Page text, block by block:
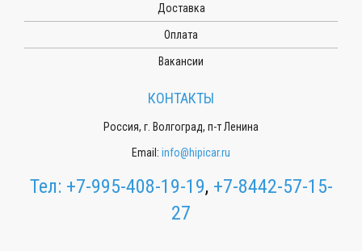
Доставка
Оплата
Вакансии
КОНТАКТЫ
Россия, г. Волгоград, п-т Ленина
Email: info@hipicar.ru
Тел: +7-995-408-19-19, +7-8442-57-15-
27